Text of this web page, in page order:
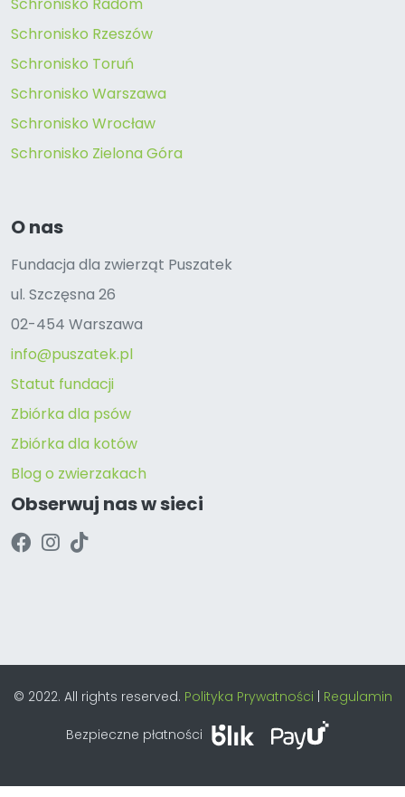
Schronisko Rzeszów
Schronisko Toruń
Schronisko Warszawa
Schronisko Wrocław
Schronisko Zielona Góra
O nas
Fundacja dla zwierząt Puszatek
ul. Szczęsna 26
02-454 Warszawa
info@puszatek.pl
Statut fundacji
Zbiórka dla psów
Zbiórka dla kotów
Blog o zwierzakach
Obserwuj nas w sieci
© 2022. All rights reserved. Polityka Prywatności | Regulamin
Bezpieczne płatności